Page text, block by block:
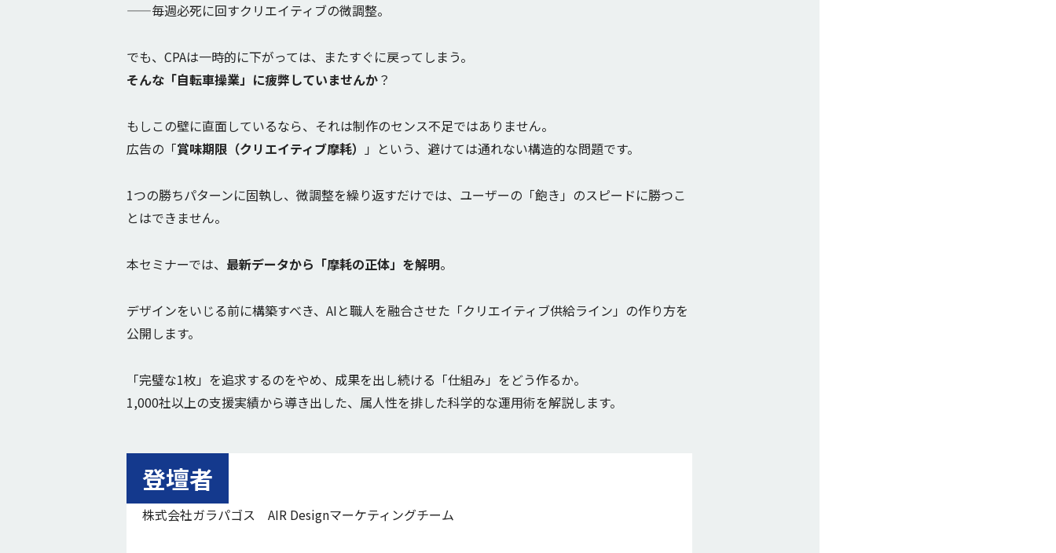
——毎週必死に回すクリエイティブの微調整。
でも、CPAは一時的に下がっては、またすぐに戻ってしまう。
そんな「自転車操業」に疲弊していませんか？
もしこの壁に直面しているなら、それは制作のセンス不足ではありません。
広告の「賞味期限（クリエイティブ摩耗） 」という、避けては通れない構造的な問題です。
1つの勝ちパターンに固執し、微調整を繰り返すだけでは、ユーザーの「飽き」のスピードに勝つこ
とはできません。
本セミナーでは、 最新データから「摩耗の正体」を解明。
デザインをいじる前に構築すべき、AIと職人を融合させた「クリエイティブ供給ライン」の作り方を
公開します。
「完璧な1枚」を追求するのをやめ、成果を出し続ける「仕組み」をどう作るか。
1,000社以上の支援実績から導き出した、属人性を排した科学的な運用術を解説します。
登壇者
株式会社ガラパゴス AIR Designマーケティングチーム